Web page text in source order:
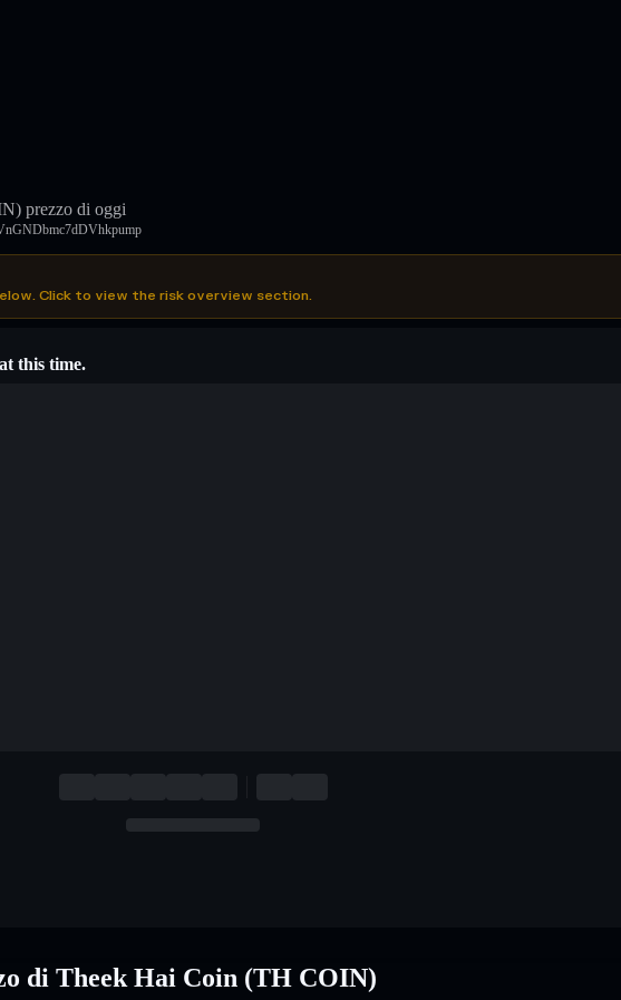
prezzo di oggi
Click to view the risk overview section.
this time.
di Theek Hai Coin (TH COIN)